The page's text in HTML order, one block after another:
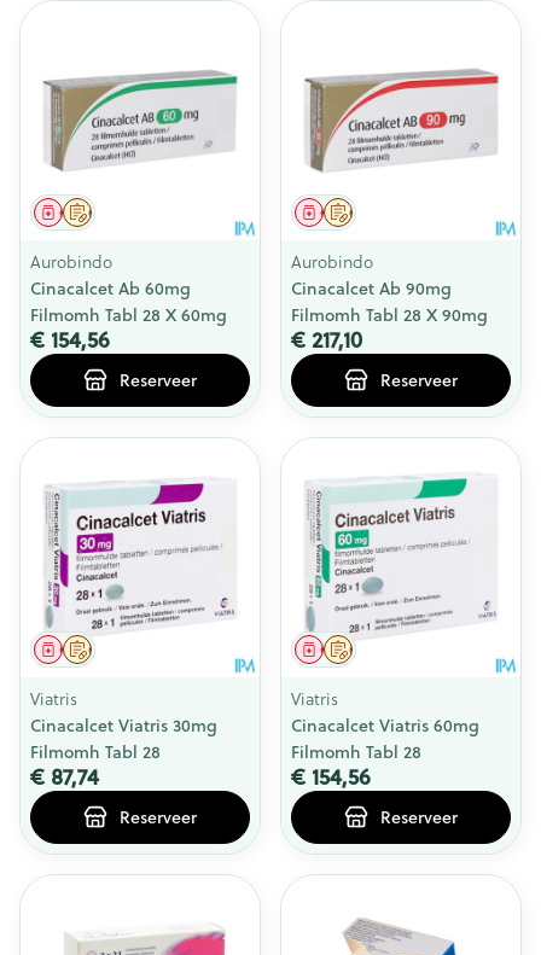
Op voorschrift
Geneesmiddel
Aurobindo
Cinacalcet Ab 60mg
Filmomh Tabl 28 X 60mg
€ 154,56
Reserveer
Op voorschrift
Geneesmiddel
Aurobindo
Cinacalcet Ab 90mg
Filmomh Tabl 28 X 90mg
€ 217,10
Reserveer
Op voorschrift
Geneesmiddel
Viatris
Cinacalcet Viatris 30mg
Filmomh Tabl 28
€ 87,74
Reserveer
Op voorschrift
Geneesmiddel
Viatris
Cinacalcet Viatris 60mg
Filmomh Tabl 28
€ 154,56
Reserveer